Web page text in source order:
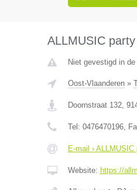
ALLMUSIC
Niet gevestigd in
Oost-Vlaanderen»
Doornstraat 132,
Tel: 0476470196,
E-mail › ALLMUSIC
Website: https://